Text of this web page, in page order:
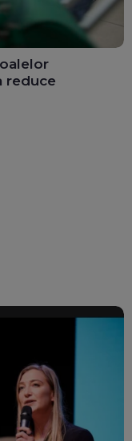
reduce